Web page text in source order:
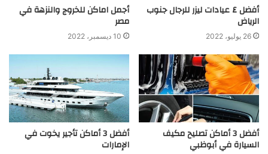
أفضل ٤ عيادات ليزر للرجال جنوب
الرياض
26 يوليو، 2022
أجمل اماكن للخروج والنزهة في
مصر
10 ديسمبر، 2022
أفضل 3 أماكن تصليح مكيف
السيارة في أبوظبي
أفضل 3 أماكن تأجير يخوت في
الإمارات